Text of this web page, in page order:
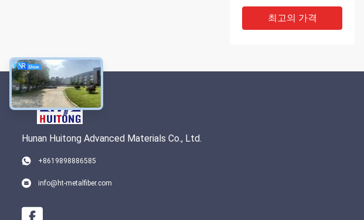
최고의 가격
Hunan Huitong Advanced Materials Co., Ltd.
+8619898886585
info@ht-metalfiber.com